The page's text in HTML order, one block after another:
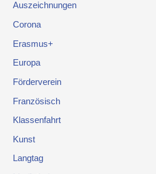
Auszeichnungen
Corona
Erasmus+
Europa
Förderverein
Französisch
Klassenfahrt
Kunst
Langtag